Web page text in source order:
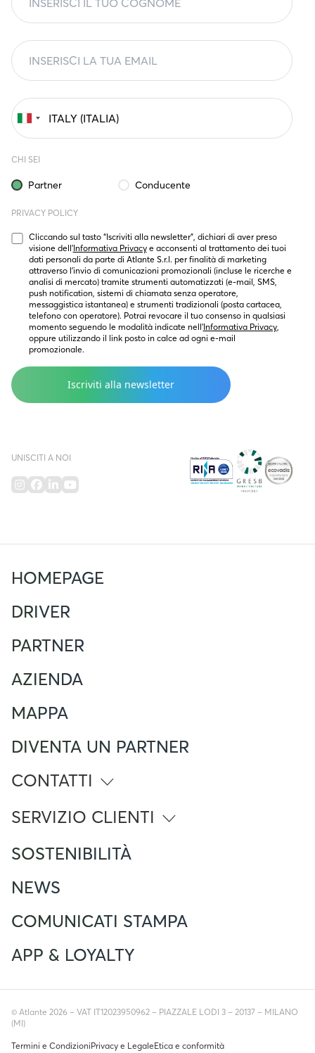
HOMEPAGE
DRIVER
PARTNER
AZIENDA
MAPPA
DIVENTA UN PARTNER
CONTATTI
SERVIZIO CLIENTI
800 961 624
+390282952111
support@atlante.energy
SOSTENIBILITÀ
NEWS
COMUNICATI STAMPA
APP & LOYALTY
CHI SEI
Partner Conducente
PRIVACY POLICY
Cliccando sul tasto “Iscriviti alla newsletter”, dichiari di aver preso
visione dell’Informativa Privacy e acconsenti al trattamento dei tuoi
dati personali da parte di Atlante S.r.l. per finalità di marketing
attraverso l’invio di comunicazioni promozionali (incluse le ricerche e
analisi di mercato) tramite strumenti automatizzati (e-mail, SMS,
push notification, sistemi di chiamata senza operatore,
messaggistica istantanea) e strumenti tradizionali (posta cartacea,
telefono con operatore). Potrai revocare il tuo consenso in qualsiasi
momento seguendo le modalità indicate nell’Informativa Privacy,
oppure utilizzando il link posto in calce ad ogni e-mail
promozionale.
UNISCITI A NOI
© Atlante 2026 – VAT IT12023950962 – PIAZZALE LODI 3 – 20137 – MILANO
(MI)
Termini e CondizioniPrivacy e LegaleEtica e conformità